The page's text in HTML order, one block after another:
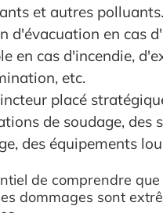
et autres polluants.
d'évacuation en cas
en cas d'incendie,
etc.
placé
de soudage, des
des équipements
de comprendre
dommages sont